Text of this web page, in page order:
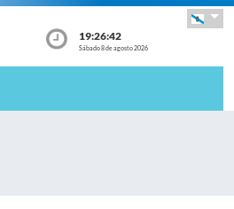
19:26:43
Sábado 8 de agosto 2026